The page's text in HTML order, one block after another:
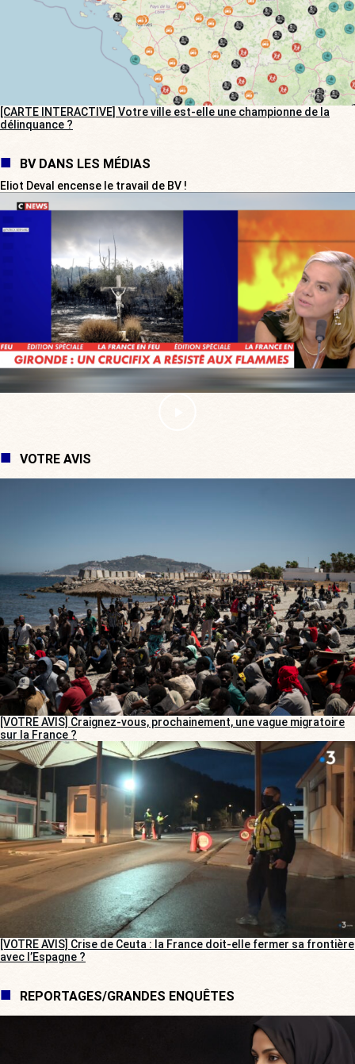
[CARTE INTERACTIVE] Votre ville est-elle une championne de la
délinquance ?
BV DANS LES MÉDIAS
Eliot Deval encense le travail de BV !
VOTRE AVIS
[VOTRE AVIS] Craignez-vous, prochainement, une vague migratoire
sur la France ?
[VOTRE AVIS] Crise de Ceuta : la France doit-elle fermer sa frontière
avec l’Espagne ?
REPORTAGES/GRANDES ENQUÊTES